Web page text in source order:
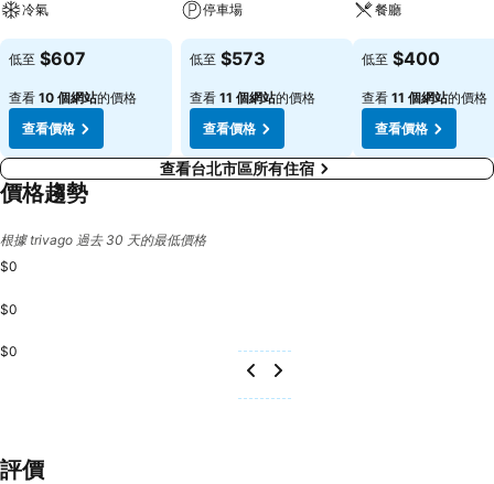
冷氣
查看價格
低至 $607
查看 10 個網站的價格
查看價格
停車場
查看價格
低至 $573
查看 11 個網站的價格
查看價格
餐廳
查看價格
低至 $400
查看 11 個網站的價格
查看價格
查看台北市區所有住宿
價格趨勢
根據 trivago 過去 30 天的最低價格
$0
$0
$0
評價